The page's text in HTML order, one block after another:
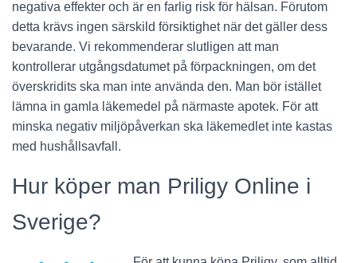
negativa effekter och är en farlig risk för hälsan. Förutom
detta krävs ingen särskild försiktighet när det gäller dess
bevarande. Vi rekommenderar slutligen att man
kontrollerar utgångsdatumet på förpackningen, om det
överskridits ska man inte använda den. Man bör istället
lämna in gamla läkemedel på närmaste apotek. För att
minska negativ miljöpåverkan ska läkemedlet inte kastas
med hushållsavfall.
Hur köper man Priligy Online i
Sverige?